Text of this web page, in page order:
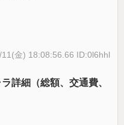
金) 18:08:56.66 ID:0l6hhl
詳細（総額、交通費、